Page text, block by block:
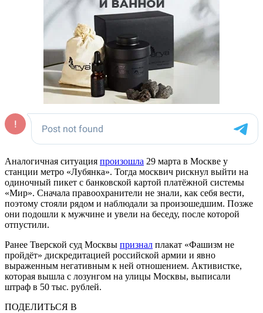
Аналогичная ситуация произошла 29 марта в Москве у
станции метро «Лубянка». Тогда москвич рискнул выйти на
одиночный пикет с банковской картой платёжной системы
«Мир». Сначала правоохранители не знали, как себя вести,
поэтому стояли рядом и наблюдали за произошедшим. Позже
они подошли к мужчине и увели на беседу, после которой
отпустили.
Ранее Тверской суд Москвы признал плакат «Фашизм не
пройдёт» дискредитацией российской армии и явно
выраженным негативным к ней отношением. Активистке,
которая вышла с лозунгом на улицы Москвы, выписали
штраф в 50 тыс. рублей.
ПОДЕЛИТЬСЯ В